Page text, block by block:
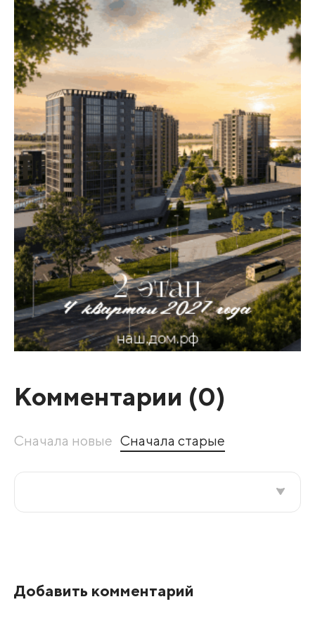
Комментарии (0)
Сначала новые Сначала старые
Добавить комментарий